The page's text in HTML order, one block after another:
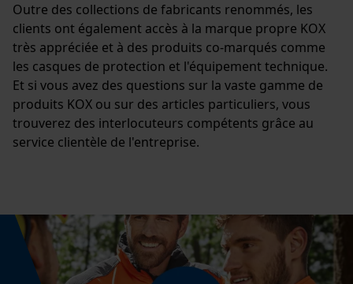
Outre des collections de fabricants renommés, les
clients ont également accès à la marque propre KOX
très appréciée et à des produits co-marqués comme
les casques de protection et l'équipement technique.
Et si vous avez des questions sur la vaste gamme de
produits KOX ou sur des articles particuliers, vous
trouverez des interlocuteurs compétents grâce au
service clientèle de l'entreprise.